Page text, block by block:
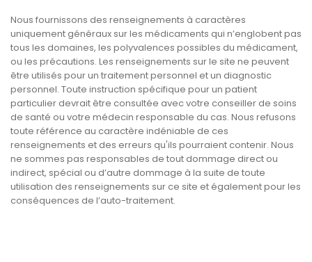
Nous fournissons des renseignements à caractères
uniquement généraux sur les médicaments qui n’englobent pas
tous les domaines, les polyvalences possibles du médicament,
ou les précautions. Les renseignements sur le site ne peuvent
être utilisés pour un traitement personnel et un diagnostic
personnel. Toute instruction spécifique pour un patient
particulier devrait être consultée avec votre conseiller de soins
de santé ou votre médecin responsable du cas. Nous refusons
toute référence au caractère indéniable de ces
renseignements et des erreurs qu'ils pourraient contenir. Nous
ne sommes pas responsables de tout dommage direct ou
indirect, spécial ou d’autre dommage à la suite de toute
utilisation des renseignements sur ce site et également pour les
conséquences de l’auto-traitement.